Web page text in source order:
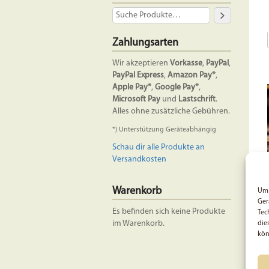
Zahlungsarten
Wir akzeptieren Vorkasse, PayPal,
PayPal Express, Amazon Pay*,
Apple Pay*, Google Pay*,
Microsoft Pay und Lastschrift.
Alles ohne zusätzliche Gebühren.
*) Unterstützung Geräteabhängig
Schau dir alle Produkte an
Versandkosten
Warenkorb
Es befinden sich keine Produkte
im Warenkorb.